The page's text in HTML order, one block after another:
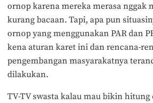
ornop karena mereka merasa nggak
kurang bacaan. Tapi, apa pun
ornop yang menggunakan PAR dan
kena aturan karet ini dan rencana-
pengembangan masyarakatnya
dilakukan.
TV-TV swasta kalau mau bikin hitung